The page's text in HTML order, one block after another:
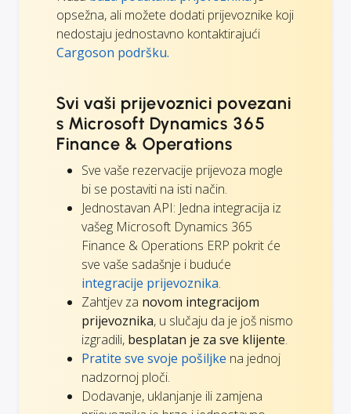
opsežna, ali možete dodati prijevoznike koji
nedostaju jednostavno kontaktirajući
Cargoson podršku.
Svi vaši prijevoznici povezani
s Microsoft Dynamics 365
Finance & Operations
Sve vaše rezervacije prijevoza mogle
bi se postaviti na isti način.
Jednostavan API: Jedna integracija iz
vašeg Microsoft Dynamics 365
Finance & Operations ERP pokrit će
sve vaše sadašnje i buduće
integracije prijevoznika.
Zahtjev za novom integracijom
prijevoznika, u slučaju da je još nismo
izgradili, besplatan je za sve klijente.
Pratite sve svoje pošiljke na jednoj
nadzornoj ploči.
Dodavanje, uklanjanje ili zamjena